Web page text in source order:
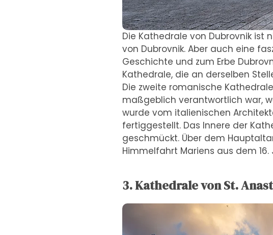
Die Kathedrale von Dubrovnik ist
von Dubrovnik. Aber auch eine
Geschichte und zum Erbe
Kathedrale, die an derselben
Die zweite romanische
maßgeblich verantwortlich war,
wurde vom italienischen
fertiggestellt. Das Innere der
geschmückt. Über dem
Himmelfahrt Mariens aus dem
3. Kathedrale von St.